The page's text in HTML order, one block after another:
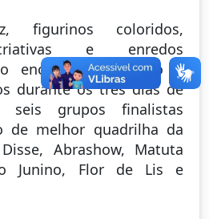
figurinos coloridos,
e enredos
encantar o público e
durante os três dias de
grupos finalistas
de melhor quadrilha da
Abrashow, Matuta
Junino, Flor de Lis e